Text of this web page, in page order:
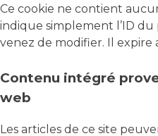
Ce cookie ne contient
indique simplement l’ID du
venez de modifier. Il expire
Contenu intégré
web
Les articles de ce site